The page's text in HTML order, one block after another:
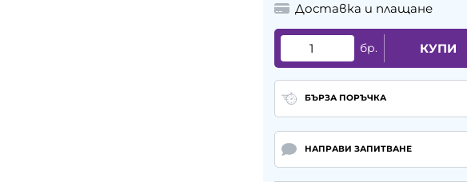
Доставка и плащане
бр. КУПИ
БЪРЗА ПОРЪЧКА
НАПРАВИ ЗАПИТВАНЕ